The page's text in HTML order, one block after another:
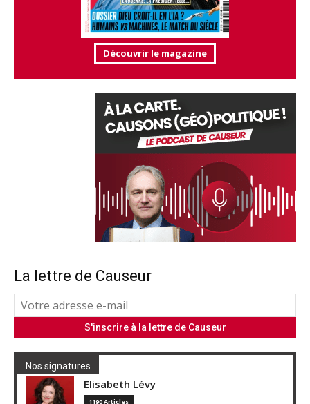
Découvrir le magazine
La lettre de Causeur
Nos signatures
Elisabeth Lévy
1190 Articles